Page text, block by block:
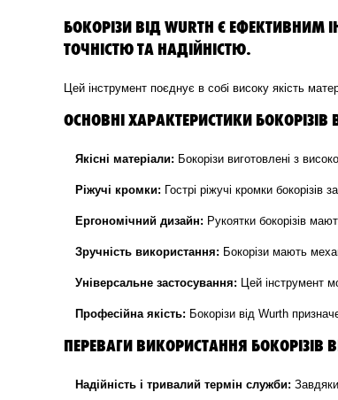
БОКОРІЗИ ВІД WURTH Є
ТОЧНІСТЮ ТА НАДІЙНІСТЮ.
Цей інструмент поєднує в собі високу якість
ОСНОВНІ ХАРАКТЕРИСТИКИ БОКОРІЗІВ
Якісні матеріали: Бокорізи виготовлені з
Ріжучі кромки: Гострі ріжучі кромки
Ергономічний дизайн: Рукоятки бокорізів
Зручність використання: Бокорізи мають
Універсальне застосування: Цей інструмент
Професійна якість: Бокорізи від Wurth
ПЕРЕВАГИ ВИКОРИСТАННЯ БОКОРІЗІВ
Надійність і тривалий термін служби: